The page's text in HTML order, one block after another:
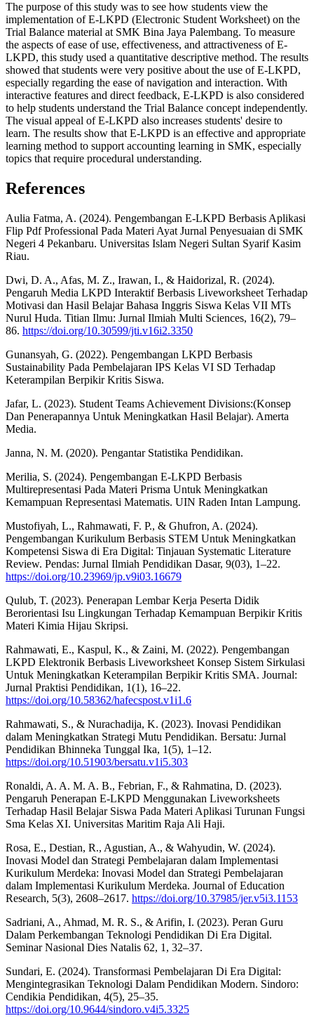
The purpose of this study was to see how students view the
implementation of E-LKPD (Electronic Student Worksheet) on the
Trial Balance material at SMK Bina Jaya Palembang. To measure
the aspects of ease of use, effectiveness, and attractiveness of E-
LKPD, this study used a quantitative descriptive method. The results
showed that students were very positive about the use of E-LKPD,
especially regarding the ease of navigation and interaction. With
interactive features and direct feedback, E-LKPD is also considered
to help students understand the Trial Balance concept independently.
The visual appeal of E-LKPD also increases students' desire to
learn. The results show that E-LKPD is an effective and appropriate
learning method to support accounting learning in SMK, especially
topics that require procedural understanding.
References
Aulia Fatma, A. (2024). Pengembangan E-LKPD Berbasis Aplikasi
Flip Pdf Professional Pada Materi Ayat Jurnal Penyesuaian di SMK
Negeri 4 Pekanbaru. Universitas Islam Negeri Sultan Syarif Kasim
Riau.
Dwi, D. A., Afas, M. Z., Irawan, I., & Haidorizal, R. (2024).
Pengaruh Media LKPD Interaktif Berbasis Liveworksheet Terhadap
Motivasi dan Hasil Belajar Bahasa Inggris Siswa Kelas VII MTs
Nurul Huda. Titian Ilmu: Jurnal Ilmiah Multi Sciences, 16(2), 79–
86. https://doi.org/10.30599/jti.v16i2.3350
Gunansyah, G. (2022). Pengembangan LKPD Berbasis
Sustainability Pada Pembelajaran IPS Kelas VI SD Terhadap
Keterampilan Berpikir Kritis Siswa.
Jafar, L. (2023). Student Teams Achievement Divisions:(Konsep
Dan Penerapannya Untuk Meningkatkan Hasil Belajar). Amerta
Media.
Janna, N. M. (2020). Pengantar Statistika Pendidikan.
Merilia, S. (2024). Pengembangan E-LKPD Berbasis
Multirepresentasi Pada Materi Prisma Untuk Meningkatkan
Kemampuan Representasi Matematis. UIN Raden Intan Lampung.
Mustofiyah, L., Rahmawati, F. P., & Ghufron, A. (2024).
Pengembangan Kurikulum Berbasis STEM Untuk Meningkatkan
Kompetensi Siswa di Era Digital: Tinjauan Systematic Literature
Review. Pendas: Jurnal Ilmiah Pendidikan Dasar, 9(03), 1–22.
https://doi.org/10.23969/jp.v9i03.16679
Qulub, T. (2023). Penerapan Lembar Kerja Peserta Didik
Berorientasi Isu Lingkungan Terhadap Kemampuan Berpikir Kritis
Materi Kimia Hijau Skripsi.
Rahmawati, E., Kaspul, K., & Zaini, M. (2022). Pengembangan
LKPD Elektronik Berbasis Liveworksheet Konsep Sistem Sirkulasi
Untuk Meningkatkan Keterampilan Berpikir Kritis SMA. Journal:
Jurnal Praktisi Pendidikan, 1(1), 16–22.
https://doi.org/10.58362/hafecspost.v1i1.6
Rahmawati, S., & Nurachadija, K. (2023). Inovasi Pendidikan
dalam Meningkatkan Strategi Mutu Pendidikan. Bersatu: Jurnal
Pendidikan Bhinneka Tunggal Ika, 1(5), 1–12.
https://doi.org/10.51903/bersatu.v1i5.303
Ronaldi, A. A. M. A. B., Febrian, F., & Rahmatina, D. (2023).
Pengaruh Penerapan E-LKPD Menggunakan Liveworksheets
Terhadap Hasil Belajar Siswa Pada Materi Aplikasi Turunan Fungsi
Sma Kelas XI. Universitas Maritim Raja Ali Haji.
Rosa, E., Destian, R., Agustian, A., & Wahyudin, W. (2024).
Inovasi Model dan Strategi Pembelajaran dalam Implementasi
Kurikulum Merdeka: Inovasi Model dan Strategi Pembelajaran
dalam Implementasi Kurikulum Merdeka. Journal of Education
Research, 5(3), 2608–2617. https://doi.org/10.37985/jer.v5i3.1153
Sadriani, A., Ahmad, M. R. S., & Arifin, I. (2023). Peran Guru
Dalam Perkembangan Teknologi Pendidikan Di Era Digital.
Seminar Nasional Dies Natalis 62, 1, 32–37.
Sundari, E. (2024). Transformasi Pembelajaran Di Era Digital:
Mengintegrasikan Teknologi Dalam Pendidikan Modern. Sindoro:
Cendikia Pendidikan, 4(5), 25–35.
https://doi.org/10.9644/sindoro.v4i5.3325